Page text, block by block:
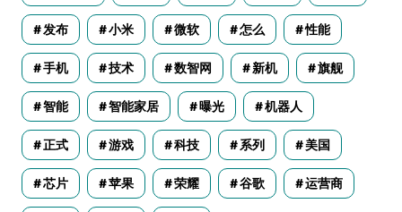
发布 小米 微软 怎么 性能
手机 技术 数智网 新机 旗舰
智能 智能家居 曝光 机器人
正式 游戏 科技 系列 美国
芯片 苹果 荣耀 谷歌 运营商